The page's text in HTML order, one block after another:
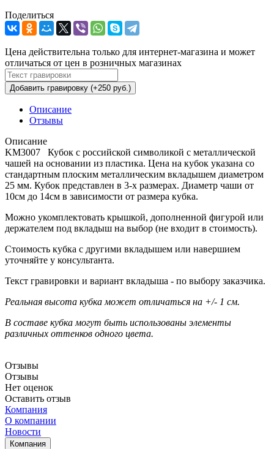
Поделиться
Цена действительна только для интернет-магазина и может
отличаться от цен в розничных магазинах
Добавить гравировку (+250 руб.)
Описание
Отзывы
Описание
KM3007 Кубок с российской символикой с металлической
чашей на основании из пластика. Цена на кубок указана со
стандартным плоским металлическим вкладышем диаметром
25 мм. Кубок представлен в 3-х размерах. Диаметр чаши от
10см до 14см в зависимости от размера кубка.
Можно укомплектовать крышкой, дополненной фигурой или
держателем под вкладыш на выбор (не входит в стоимость).
Стоимость кубка с другими вкладышем или навершием
уточняйте у консультанта.
Текст гравировки и вариант вкладыша - по выбору заказчика.
Реальная высота кубка может отличаться на +/- 1 см.
В составе кубка могут быть использованы элементы
различных оттенков одного цвета.
Отзывы
Отзывы
Нет оценок
Оставить отзыв
Компания
О компании
Новости
Компания